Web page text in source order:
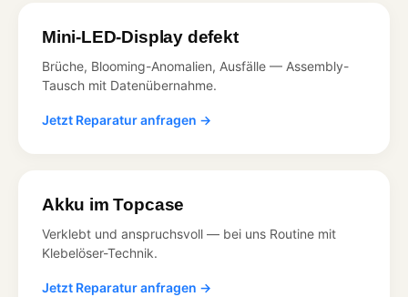
Mini-LED-Display defekt
Brüche, Blooming-Anomalien, Ausfälle — Assembly-
Tausch mit Datenübernahme.
Jetzt Reparatur anfragen →
Akku im Topcase
Verklebt und anspruchsvoll — bei uns Routine mit
Klebelöser-Technik.
Jetzt Reparatur anfragen →